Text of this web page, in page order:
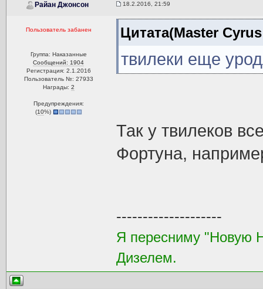
Райан Джонсон 18.2.2016, 21:59
Пользователь забанен
Группа: Наказанные
Сообщений: 1904
Регистрация: 2.1.2016
Пользователь №: 27933
Награды: 2
Предупреждения:
(10%)
Цитата(Master
твилеки еще
Так у твилеков
Фортуна,
--------------------
Я пересниму "Новую
Дизелем.